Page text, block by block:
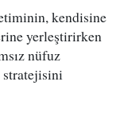
kendisine
yerleştirirken
nüfuz
stratejisini